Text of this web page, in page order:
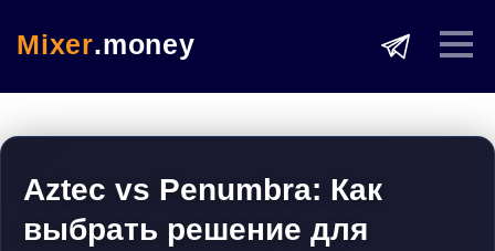
Mixer.money
Aztec vs Penumbra: Как
выбрать решение для